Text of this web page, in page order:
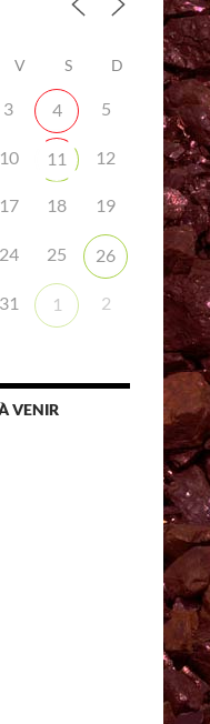
Office 365
V S D
3 4 5
10 11 12
17 18 19
24 25 26
31 1 2
VENIR